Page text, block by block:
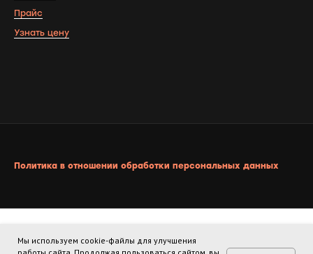
Прайс
Узнать цену
Политика в отношении обработки персональных данных
Сайт продвигается командой «Маршрут Построен!»
Мы используем cookie-файлы для улучшения